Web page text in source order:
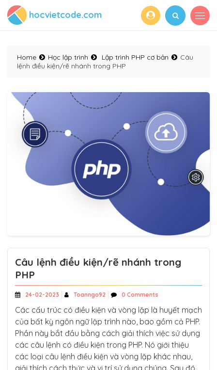
hocvietcode.com
Home Học lập trình Lập trình PHP cơ bản
Câu
lệnh điều kiện/rẽ nhánh trong PHP
Câu lệnh điều kiện/rẽ nhánh trong
PHP
24-02-2023 Toanngo92 0 Comments
Các cấu trúc có điều kiện và vòng lặp là huyết mạch
của bất kỳ ngôn ngữ lập trình nào, bao gồm cả PHP.
Phần này bắt đầu bằng cách giải thích việc sử dụng
các câu lệnh có điều kiện trong PHP. Nó giới thiệu
các loại câu lệnh điều kiện và vòng lặp khác nhau,
giải thích cách thức và vị trí sử dụng chúng. Sau đó,